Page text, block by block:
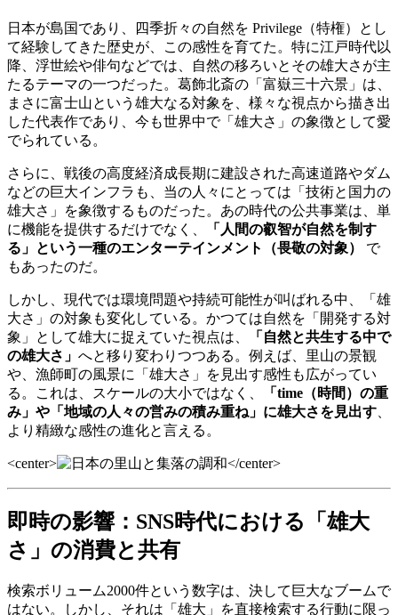
日本が島国であり、四季折々の自然を Privilege（特権）とし
て経験してきた歴史が、この感性を育てた。特に江戸時代以
降、浮世絵や俳句などでは、自然の移ろいとその雄大さが主
たるテーマの一つだった。葛飾北斎の「富嶽三十六景」は、
まさに富士山という雄大なる対象を、様々な視点から描き出
した代表作であり、今も世界中で「雄大さ」の象徴として愛
でられている。
さらに、戦後の高度経済成長期に建設された高速道路やダム
などの巨大インフラも、当の人々にとっては「技術と国力の
雄大さ」を象徴するものだった。あの時代の公共事業は、単
に機能を提供するだけでなく、
「人間の叡智が自然を制す
る」という一種のエンターテインメント（畏敬の対象）
で
もあったのだ。
しかし、現代では環境問題や持続可能性が叫ばれる中、「雄
大さ」の対象も変化している。かつては自然を「開発する対
象」として雄大に捉えていた視点は、
「自然と共生する中で
の雄大さ」 へと移り変わりつつある。例えば、里山の景観
や、漁師町の風景に「雄大さ」を見出す感性も広がってい
る。これは、スケールの大小ではなく、
「time（時間）の重
み」や「地域の人々の営みの積み重ね」に雄大さを見出す
より精緻な感性の進化と言える。
<center> </center>
即時の影響：SNS時代における「雄大
さ」の消費と共有
検索ボリューム2000件という数字は、決して巨大なブームで
はない。しかし、それは「雄大」を直接検索する行動に限っ